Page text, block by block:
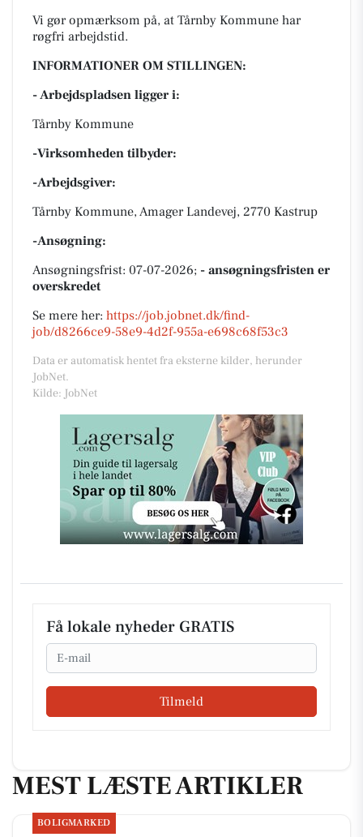
Vi gør opmærksom på, at Tårnby Kommune har
røgfri arbejdstid.
INFORMATIONER OM STILLINGEN:
- Arbejdspladsen ligger i:
Tårnby Kommune
-Virksomheden tilbyder:
-Arbejdsgiver:
Tårnby Kommune, Amager Landevej, 2770 Kastrup
-Ansøgning:
Ansøgningsfrist: 07-07-2026; - ansøgningsfristen er
overskredet
Se mere her: https://job.jobnet.dk/find-
job/d8266ce9-58e9-4d2f-955a-e698c68f53c3
Data er automatisk hentet fra eksterne kilder, herunder
JobNet.
Kilde: JobNet
Få lokale nyheder GRATIS
Email
Tilmeld
MEST LÆSTE ARTIKLER
BOLIGMARKED